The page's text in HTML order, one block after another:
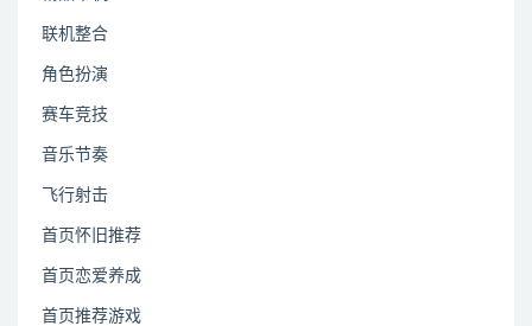
联机整合
角色扮演
赛车竞技
音乐节奏
飞行射击
首页怀旧推荐
首页恋爱养成
首页推荐游戏